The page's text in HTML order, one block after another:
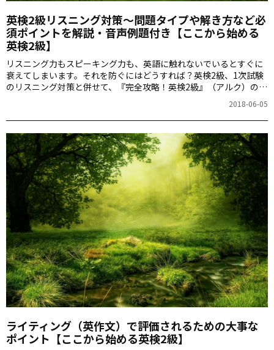
英検2級リスニング対策～問題タイプや解き方など必
須ポイントを解説・音声例題付き【ここから始める
英検2級】
リスニング力もスピーキング力も、英語に触れないでいるとすぐに
衰えてしまいます。それを防ぐにはどうすれば？英検2級、1次試験
のリスニング対策と併せて、『完全攻略！英検2級』（アルク）の著
2018-06-05
ライティング（英作文）で評価されるための大事な
ポイント【ここから始める英検2級】